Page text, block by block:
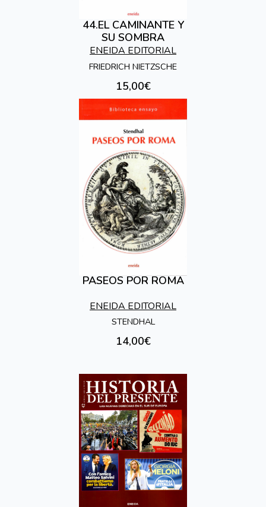
44.EL CAMINANTE Y
SU SOMBRA
ENEIDA EDITORIAL
FRIEDRICH NIETZSCHE
15,00€
PASEOS POR ROMA
ENEIDA EDITORIAL
STENDHAL
14,00€